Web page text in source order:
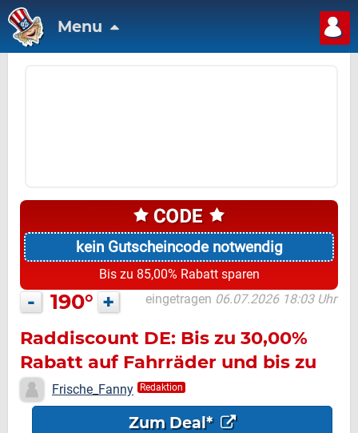
Menu
kein Gutscheincode notwendig
Bis zu 85,00% Rabatt sparen
- 190° + eingetragen 06.07.2026 18:03 Uhr
Raddiscount DE: Bis zu 30,00%
Rabatt auf Fahrräder und bis zu
85,00% Rabatt auf
Fahrradbkleidung
Frische_Fanny Redaktion
Zum Deal*